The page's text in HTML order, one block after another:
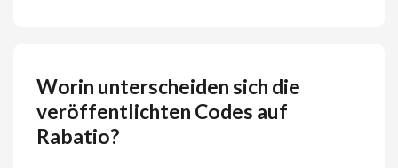
Worin unterscheiden sich die
veröffentlichten Codes auf
Rabatio?